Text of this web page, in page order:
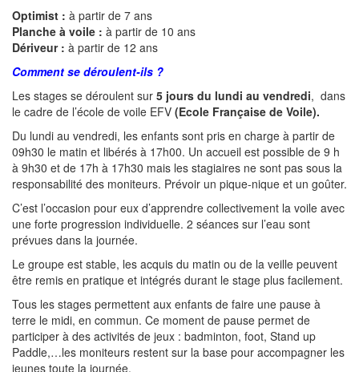
Optimist : à partir de 7 ans
Planche à voile : à partir de 10 ans
Dériveur : à partir de 12 ans
Comment se déroulent-ils ?
Les stages se déroulent sur 5 jours du lundi au vendredi, dans
le cadre de l’école de voile EFV (Ecole Française de Voile).
Du lundi au vendredi, les enfants sont pris en charge à partir de
09h30 le matin et libérés à 17h00. Un accueil est possible de 9 h
à 9h30 et de 17h à 17h30 mais les stagiaires ne sont pas sous la
responsabilité des moniteurs. Prévoir un pique-nique et un goûter.
C’est l’occasion pour eux d’apprendre collectivement la voile avec
une forte progression individuelle. 2 séances sur l’eau sont
prévues dans la journée.
Le groupe est stable, les acquis du matin ou de la veille peuvent
être remis en pratique et intégrés durant le stage plus facilement.
Tous les stages permettent aux enfants de faire une pause à
terre le midi, en commun. Ce moment de pause permet de
participer à des activités de jeux : badminton, foot, Stand up
Paddle,…les moniteurs restent sur la base pour accompagner les
jeunes toute la journée.